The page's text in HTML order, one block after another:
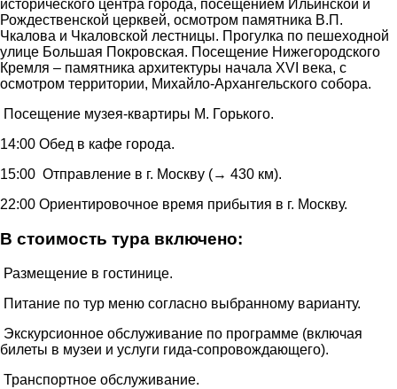
исторического центра города, посещением Ильинской и
Рождественской церквей, осмотром памятника В.П.
Чкалова и Чкаловской лестницы. Прогулка по пешеходной
улице Большая Покровская. Посещение Нижегородского
Кремля – памятника архитектуры начала XVI века, с
осмотром территории, Михайло-Архангельского собора.
Посещение музея-квартиры М. Горького.
14:00 Обед в кафе города.
15:00 Отправление в г. Москву (→ 430 км).
22:00 Ориентировочное время прибытия в г. Москву.
В стоимость тура включено:
Размещение в гостинице.
Питание по тур меню согласно выбранному варианту.
Экскурсионное обслуживание по программе (включая
билеты в музеи и услуги гида-сопровождающего).
Транспортное обслуживание.